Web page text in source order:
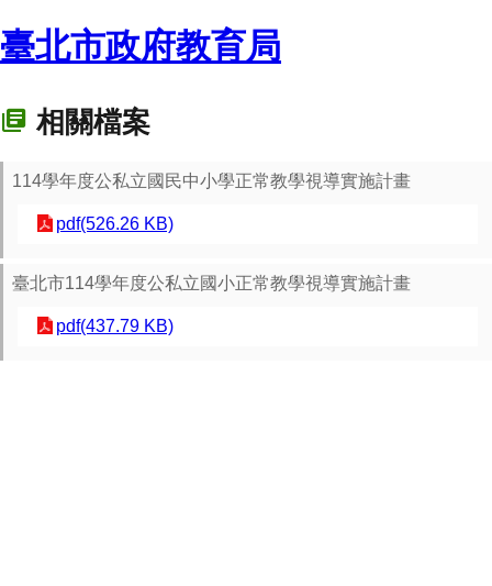
臺北市政府教育局
相關檔案
114學年度公私立國民中小學正常教學視導實施計畫
pdf(526.26 KB)
臺北市114學年度公私立國小正常教學視導實施計畫
pdf(437.79 KB)